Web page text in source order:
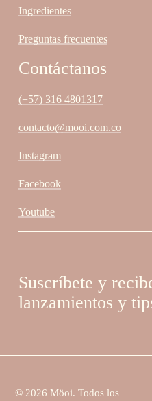
Ingredientes
Preguntas frecuentes
Contáctanos
(+57) 316 4801317
contacto@mooi.com.co
Instagram
Facebook
Youtube
Suscríbete y
lanzamientos y
© 2026 Möoi. Todos los